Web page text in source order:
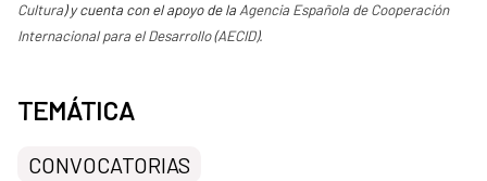
Cultura) y cuenta con el apoyo de laAgencia Española de Cooperación
Internacional para el Desarrollo (AECID).
TEMÁTICA
CONVOCATORIAS